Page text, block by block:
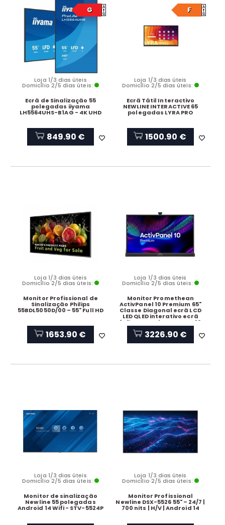
G
Loja 1/3 dias úteis
Domicílio 2/5 dias úteis:
Ecrã de Sinalização 55
polegadas iiyama
LH5564UHS-B1AG - 4K UHD
849.90 €
F
Loja 1/3 dias úteis
Domicílio 2/5 dias úteis:
Ecrã Tátil Interactivo
NEWLINE INTERACTIVE 65
polegadas LYRA PRO
1500.90 €
Loja 1/3 dias úteis
Domicílio 2/5 dias úteis:
Monitor Profissional de
Sinalização Philips
55BDL5050D/00 – 55" Full HD
1653.90 €
Loja 1/3 dias úteis
Domicílio 2/5 dias úteis:
Monitor Promethean
ActivPanel 10 Premium 65"
Classe Diagonal ecrã LCD
LED QLED interativo ecrã
tátil 4K UHD Direct LED, AP10-
B65-EU-1
3226.90 €
Loja 1/3 dias úteis
Domicílio 2/5 dias úteis:
Monitor de sinalização
Newline 55 polegadas
Android 14 Wifi - STV-5524P
Loja 1/3 dias úteis
Domicílio 2/5 dias úteis:
Monitor Profissional
Newline DSX-5526 55" – 24/7 |
700 nits | H/V | Android 14